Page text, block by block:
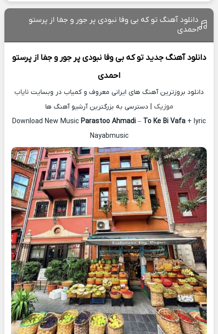
دانلود آهنگ تو که بی وفا نبودی پر جور و جفا از پرستو
احمدی
دانلود آهنگ جدید تو که بی وفا نبودی پر جور و جفا ازپرستو
احمدی
دانلود بروزترین آهنگ های ایرانی معروف و کمیاب در وبسایت نایاب
موزیک | دسترسی به بزرگترین آرشیو آهنگ ها
Download New Music Parastoo Ahmadi – To Ke Bi Vafa + lyric
Nayabmusic